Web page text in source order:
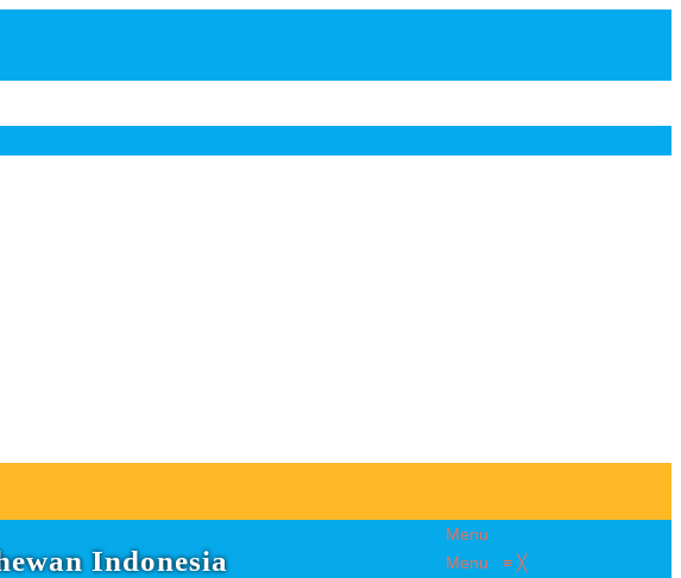
Menu
Menu ≡ ╳
Indonesia